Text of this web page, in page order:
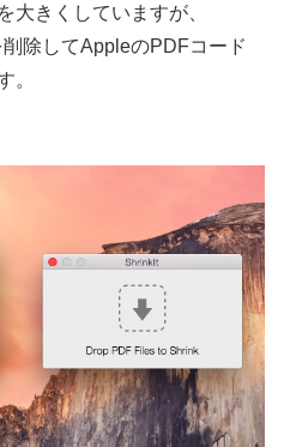
大きくしていますが、
除してAppleのPDFコード
。